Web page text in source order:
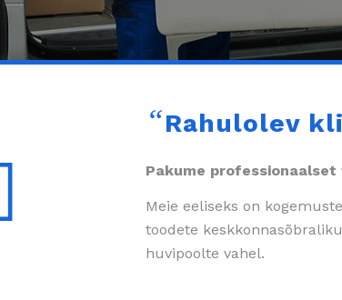
“Rahulolev
Pakume
Meie eeliseks on
toodete
huvipoolte vahel.